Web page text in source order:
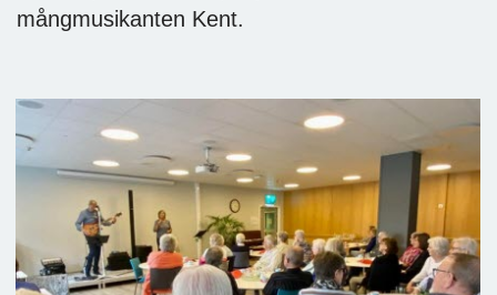
mångmusikanten Kent.